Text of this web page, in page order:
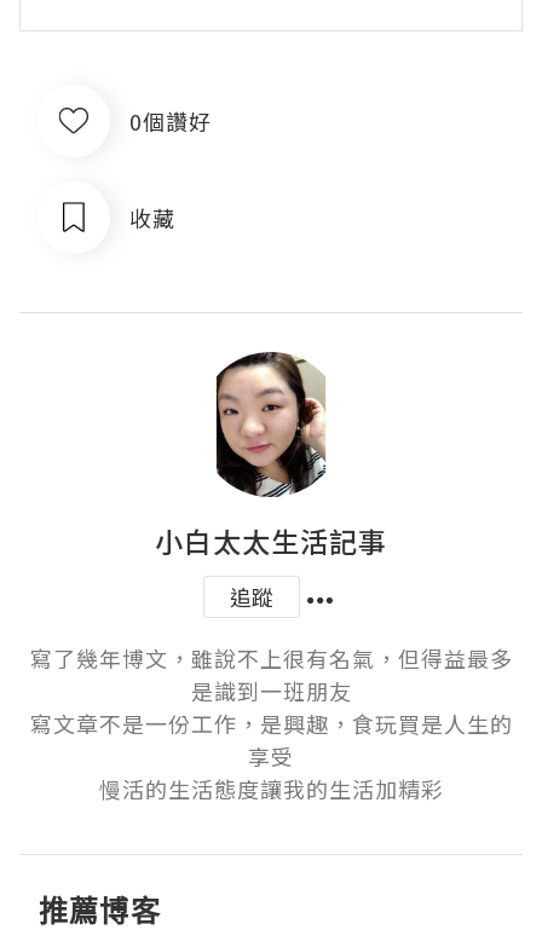
0個讚好
收藏
小白太太生活記事
追蹤
寫了幾年博文，雖說不上很有名氣，但得益最多
是識到一班朋友
寫文章不是一份工作，是興趣，食玩買是人生的
享受
慢活的生活態度讓我的生活加精彩
推薦博客